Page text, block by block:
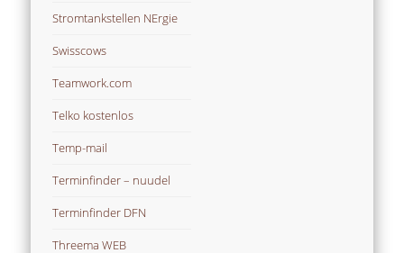
Stromtankstellen NErgie
Swisscows
Teamwork.com
Telko kostenlos
Temp-mail
Terminfinder – nuudel
Terminfinder DFN
Threema WEB